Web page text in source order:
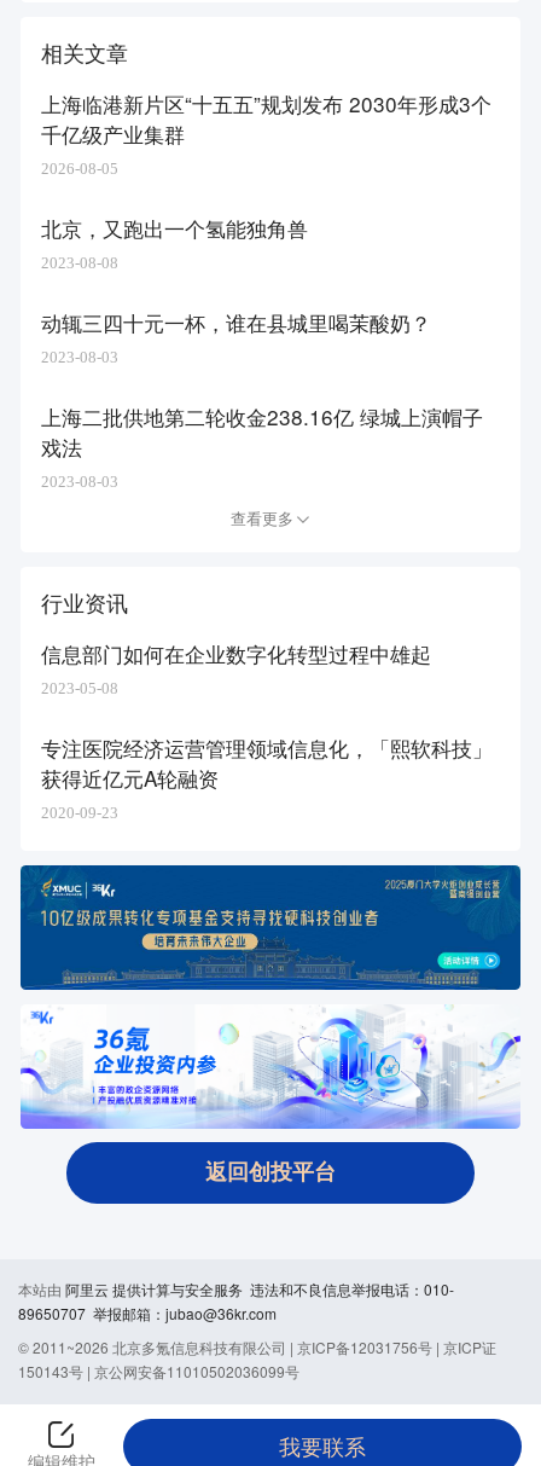
相关文章
上海临港新片区“十五五”规划发布 2030年形成3个
千亿级产业集群
2026-08-05
北京，又跑出一个氢能独角兽
2023-08-08
动辄三四十元一杯，谁在县城里喝茉酸奶？
2023-08-03
上海二批供地第二轮收金238.16亿 绿城上演帽子
戏法
2023-08-03
查看更多
行业资讯
信息部门如何在企业数字化转型过程中雄起
2023-05-08
专注医院经济运营管理领域信息化，「熙软科技」
获得近亿元A轮融资
2020-09-23
返回创投平台
我要联系
本站由 阿里云 提供计算与安全服务 违法和不良信息举报电话：010-
89650707 举报邮箱：jubao@36kr.com
© 2011~2026 北京多氪信息科技有限公司 | 京ICP备12031756号 | 京ICP证
150143号 | 京公网安备11010502036099号